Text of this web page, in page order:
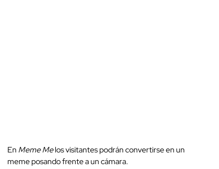
En Meme Melos visitantes podrán convertirse en un
meme posando frente a un cámara.